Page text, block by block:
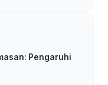
Pengaruhi